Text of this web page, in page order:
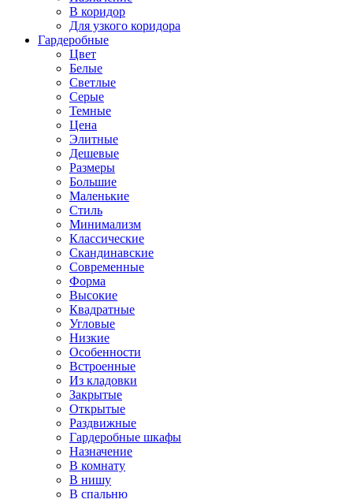
В коридор
Для узкого коридора
Гардеробные
Цвет
Белые
Светлые
Серые
Темные
Цена
Элитные
Дешевые
Размеры
Большие
Маленькие
Стиль
Минимализм
Классические
Скандинавские
Современные
Форма
Высокие
Квадратные
Угловые
Низкие
Особенности
Встроенные
Из кладовки
Закрытые
Открытые
Раздвижные
Гардеробные шкафы
Назначение
В комнату
В нишу
В спальню